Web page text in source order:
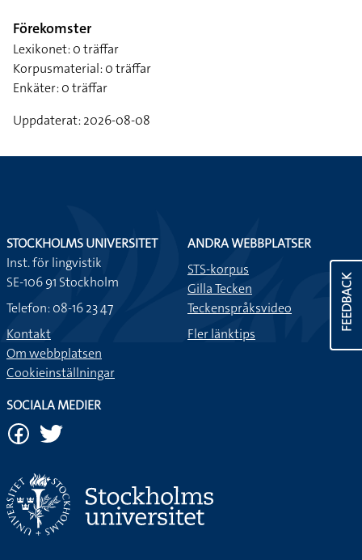
Förekomster
Lexikonet: 0 träffar
Korpusmaterial: 0 träffar
Enkäter: 0 träffar
Uppdaterat: 2026-08-08
FEEDBACK
STOCKHOLMS UNIVERSITET
Inst. för lingvistik
SE-106 91 Stockholm
Telefon: 08-16 23 47
Kontakt
Om webbplatsen
Cookieinställningar
ANDRA WEBBPLATSER
STS-korpus
Gilla Tecken
Teckenspråksvideo
Fler länktips
SOCIALA MEDIER